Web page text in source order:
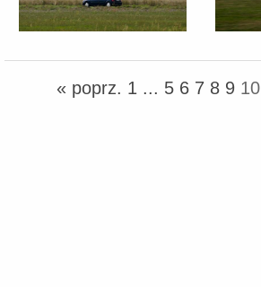
« poprz. 1 ... 5 6 7 8 9 10